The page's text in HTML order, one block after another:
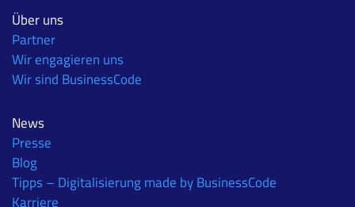
Über uns
Partner
Wir engagieren uns
Wir sind BusinessCode
News
Presse
Blog
Tipps – Digitalisierung made by BusinessCode
Karriere